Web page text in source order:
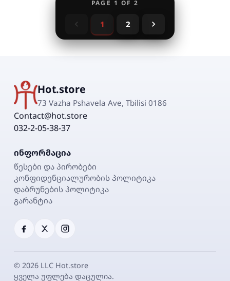
PAGE 1 OF 2
1 2
Hot.store
73 Vazha Pshavela Ave, Tbilisi 0186
Contact@hot.store
032-2-05-38-37
ინფორმაცია
წესები და პირობები
კონფიდენციალურობის პოლიტიკა
დაბრუნების პოლიტიკა
გარანტია
© 2026LLC Hot.store
ყველა უფლება დაცულია.